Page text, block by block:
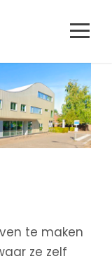
te maken
ze zelf